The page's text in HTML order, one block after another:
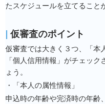
たスケジュールを立てること
| 仮審査のポイント
仮審査では大きく３つ、「本
「個人信用情報」がチェッ
ょう。
・「本人の属性情報」
申込時の年齢や完済時の年齢